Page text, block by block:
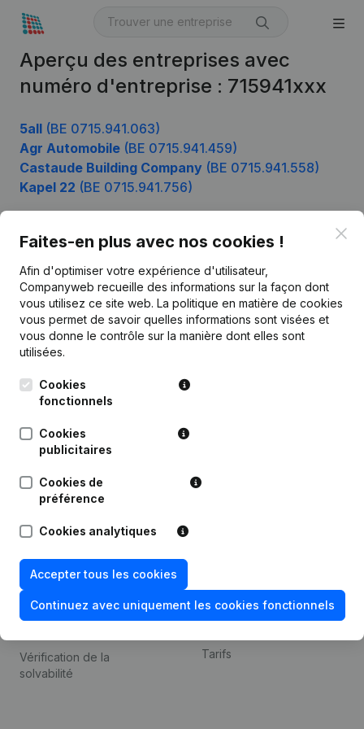
Aperçu des entreprises avec
numéro d'entreprise : 715941xxx
5all (BE 0715.941.063)
Agr Automobile (BE 0715.941.459)
Castaude Building Company (BE 0715.941.558)
Kapel 22 (BE 0715.941.756)
Faites-en plus avec nos cookies !
Afin d'optimiser votre expérience d'utilisateur,
Companyweb recueille des informations sur la façon dont
vous utilisez ce site web. La politique en matière de cookies
vous permet de savoir quelles informations sont visées et
vous donne le contrôle sur la manière dont elles sont
utilisées.
Cookies
fonctionnels
Cookies
publicitaires
Cookies de
préférence
Cookies analytiques
Accepter tous les cookies
Continuez avec uniquement les cookies fonctionnels
Français
Leuvensesteenweg
248D,
Produit
Informations d’entreprise
Monitoring
Recherche internationale
Thème
de la fraude
Consulter des comptes
annuels
Recherche de numéro de
Vérification de la
solvabilité
Contact
Tarifs